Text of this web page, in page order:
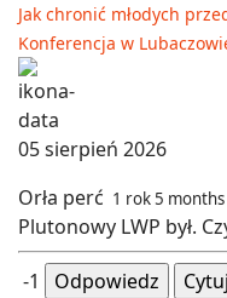
Jak chronić młodych
Konferencja w
05 sierpień 2026
Orła perć 1 rok 5 months
Plutonowy LWP był.
-1 Odpowiedz
Cytuj